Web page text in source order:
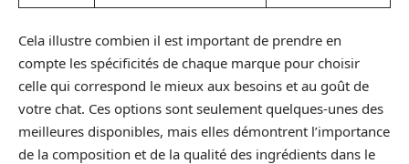
Cela illustre combien il est important de prendre en
compte les spécificités de chaque marque pour choisir
celle qui correspond le mieux aux besoins et au goût de
votre chat. Ces options sont seulement quelques-unes des
meilleures disponibles, mais elles démontrent l’importance
de la composition et de la qualité des ingrédients dans le